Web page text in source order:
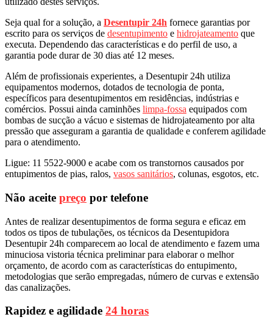
Seja qual for a solução, a Desentupir 24h fornece garantias por
escrito para os serviços de desentupimento e hidrojateamento que
executa. Dependendo das características e do perfil de uso, a
garantia pode durar de 30 dias até 12 meses.
Além de profissionais experientes, a Desentupir 24h utiliza
equipamentos modernos, dotados de tecnologia de ponta,
específicos para desentupimentos em residências, indústrias e
comércios. Possui ainda caminhões limpa-fossa equipados com
bombas de sucção a vácuo e sistemas de hidrojateamento por alta
pressão que asseguram a garantia de qualidade e conferem agilidade
para o atendimento.
Ligue: 11 5522-9000 e acabe com os transtornos causados por
entupimentos de pias, ralos, vasos sanitários, colunas, esgotos, etc.
Não aceite preço por telefone
Antes de realizar desentupimentos de forma segura e eficaz em
todos os tipos de tubulações, os técnicos da Desentupidora
Desentupir 24h comparecem ao local de atendimento e fazem uma
minuciosa vistoria técnica preliminar para elaborar o melhor
orçamento, de acordo com as características do entupimento,
metodologias que serão empregadas, número de curvas e extensão
das canalizações.
Rapidez e agilidade 24 horas